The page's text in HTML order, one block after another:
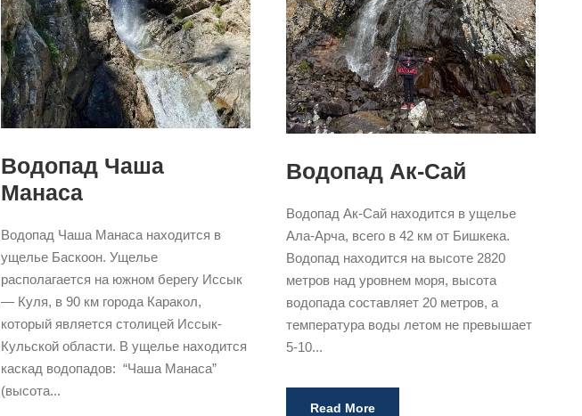
Водопад Чаша
Манаса
Водопад Чаша Манаса находится в
ущелье Баскоон. Ущелье
располагается на южном берегу Иссык
— Куля, в 90 км города Каракол,
который является столицей Иссык-
Кульской области. В ущелье находится
каскад водопадов: “Чаша Манаса”
(высота...
Водопад Ак-Сай
Водопад Ак-Сай находится в ущелье
Ала-Арча, всего в 42 км от Бишкека.
Водопад находится на высоте 2820
метров над уровнем моря, высота
водопада составляет 20 метров, а
температура воды летом не превышает
5-10...
Read More